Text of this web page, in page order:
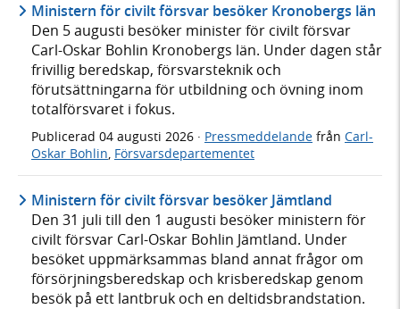
Ministern för civilt försvar besöker Kronobergs län
Den 5 augusti besöker minister för civilt försvar
Carl-Oskar Bohlin Kronobergs län. Under dagen står
frivillig beredskap, försvarsteknik och
förutsättningarna för utbildning och övning inom
totalförsvaret i fokus.
Publicerad 04 augusti 2026 · Pressmeddelande från Carl-
Oskar Bohlin, Försvarsdepartementet
Ministern för civilt försvar besöker Jämtland
Den 31 juli till den 1 augusti besöker ministern för
civilt försvar Carl-Oskar Bohlin Jämtland. Under
besöket uppmärksammas bland annat frågor om
försörjningsberedskap och krisberedskap genom
besök på ett lantbruk och en deltidsbrandstation.